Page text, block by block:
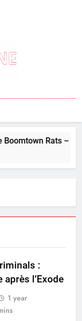
Rats – “I
:
après l’Exode
1 year